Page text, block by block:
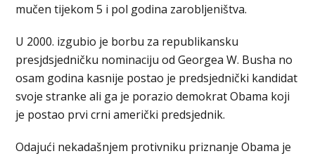
mučen tijekom 5 i pol godina zarobljeništva.
U 2000. izgubio je borbu za republikansku
presjdsjedničku nominaciju od Georgea W. Busha no
osam godina kasnije postao je predsjednički kandidat
svoje stranke ali ga je porazio demokrat Obama koji
je postao prvi crni američki predsjednik.
Odajući nekadašnjem protivniku priznanje Obama je